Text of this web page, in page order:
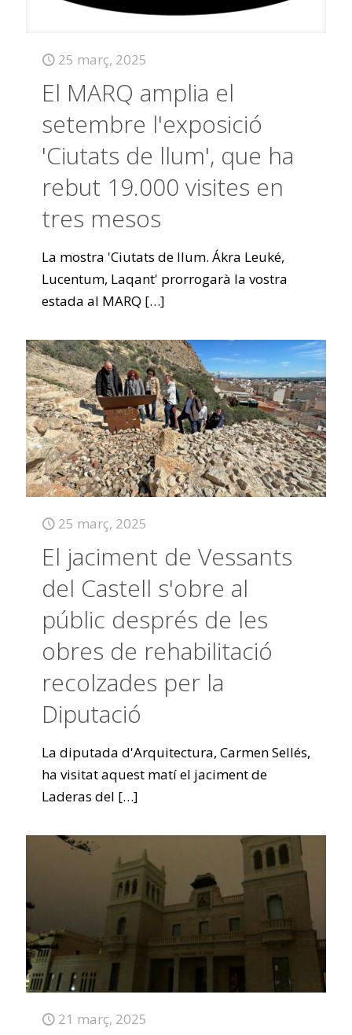
25 març, 2025
El MARQ amplia el
setembre l'exposició
'Ciutats de llum', que ha
rebut 19.000 visites en
tres mesos
La mostra 'Ciutats de llum. Ákra Leuké,
Lucentum, Laqant' prorrogarà la vostra
estada al MARQ […]
25 març, 2025
El jaciment de Vessants
del Castell s'obre al
públic després de les
obres de rehabilitació
recolzades per la
Diputació
La diputada d'Arquitectura, Carmen Sellés,
ha visitat aquest matí el jaciment de
Laderas del […]
21 març, 2025